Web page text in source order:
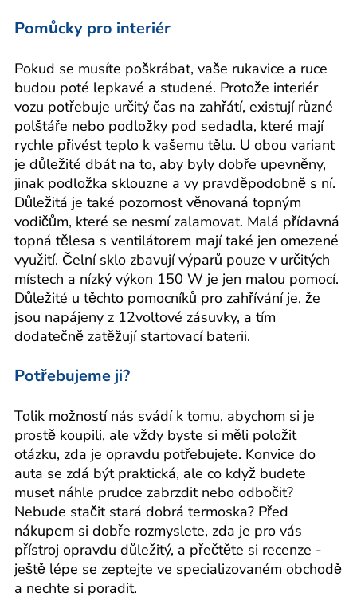
Pomůcky pro interiér
Pokud se musíte poškrábat, vaše rukavice a ruce
budou poté lepkavé a studené. Protože interiér
vozu potřebuje určitý čas na zahřátí, existují různé
polštáře nebo podložky pod sedadla, které mají
rychle přivést teplo k vašemu tělu. U obou variant
je důležité dbát na to, aby byly dobře upevněny,
jinak podložka sklouzne a vy pravděpodobně s ní.
Důležitá je také pozornost věnovaná topným
vodičům, které se nesmí zalamovat. Malá přídavná
topná tělesa s ventilátorem mají také jen omezené
využití. Čelní sklo zbavují výparů pouze v určitých
místech a nízký výkon 150 W je jen malou pomocí.
Důležité u těchto pomocníků pro zahřívání je, že
jsou napájeny z 12voltové zásuvky, a tím
dodatečně zatěžují startovací baterii.
Potřebujeme ji?
Tolik možností nás svádí k tomu, abychom si je
prostě koupili, ale vždy byste si měli položit
otázku, zda je opravdu potřebujete. Konvice do
auta se zdá být praktická, ale co když budete
muset náhle prudce zabrzdit nebo odbočit?
Nebude stačit stará dobrá termoska? Před
nákupem si dobře rozmyslete, zda je pro vás
přístroj opravdu důležitý, a přečtěte si recenze -
ještě lépe se zeptejte ve specializovaném obchodě
a nechte si poradit.